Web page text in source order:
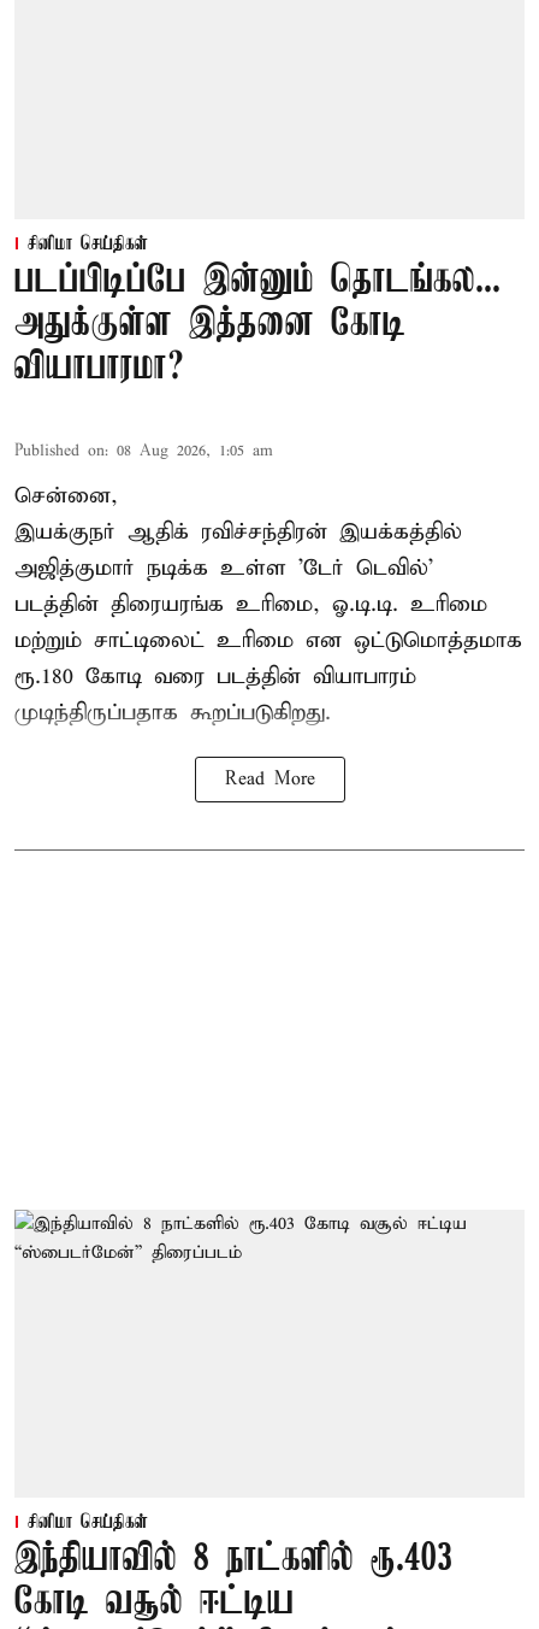
சினிமா செய்திகள்
படப்பிடிப்பே இன்னும் தொடங்கல...
அதுக்குள்ள இத்தனை கோடி
வியாபாரமா?
Published on: 08 Aug 2026, 1:05 am
சென்னை,
இயக்குநர் ஆதிக் ரவிச்சந்திரன் இயக்கத்தில்
அஜித்குமார் நடிக்க உள்ள 'டேர் டெவில்'
படத்தின் திரையரங்க உரிமை, ஓ.டி.டி. உரிமை
மற்றும் சாட்டிலைட் உரிமை என ஒட்டுமொத்தமாக
ரூ.180 கோடி வரை படத்தின் வியாபாரம்
முடிந்திருப்பதாக கூறப்படுகிறது.
Read More
சினிமா செய்திகள்
இந்தியாவில் 8 நாட்களில் ரூ.403
கோடி வசூல் ஈட்டிய